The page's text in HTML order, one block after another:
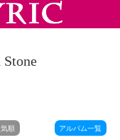
気順 アルバム一覧